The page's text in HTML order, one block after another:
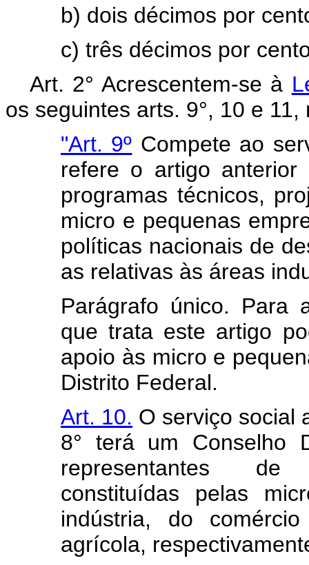
b) dois décimos por
c) três décimos por
Art. 2° Acrescentem-se à
os seguintes arts. 9°, 10 e
"Art. 9º Compete ao
refere o artigo anterior
programas técnicos,
micro e pequenas
políticas nacionais de
as relativas às áreas
Parágrafo único. Para
que trata este artigo
apoio às micro e
Distrito Federal.
Art. 10. O serviço social
8° terá um Conselho
representantes de
constituídas pelas
indústria, do
agrícola,